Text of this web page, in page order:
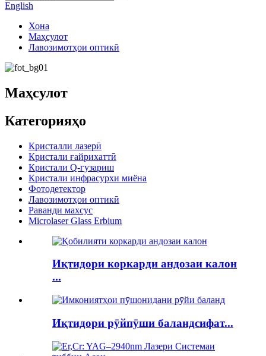
English
Хона
Маҳсулот
Лавозимотҳои оптикӣ
Маҳсулот
Категорияҳо
Кристалли лазерӣ
Кристали ғайрихаттӣ
Кристали Q-гузариш
Кристали инфрасурхи миёна
Фотодетектор
Лавозимотҳои оптикӣ
Раванди махсус
Microlaser Glass Erbium
Иқтидори коркарди андозаи калон
...
Иқтидори рӯйпӯши баландсифат...